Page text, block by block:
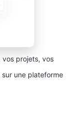
vos projets, vos
une plateforme